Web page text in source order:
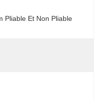
Pliable Et Non Pliable